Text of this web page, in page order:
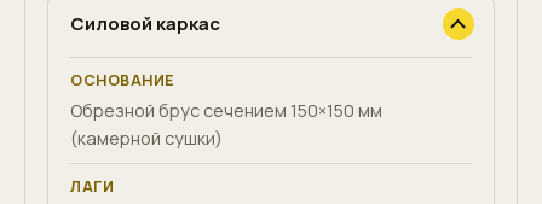
Силовой каркас
ОСНОВАНИЕ
Обрезной брус сечением 150×150 мм
(камерной сушки)
ЛАГИ